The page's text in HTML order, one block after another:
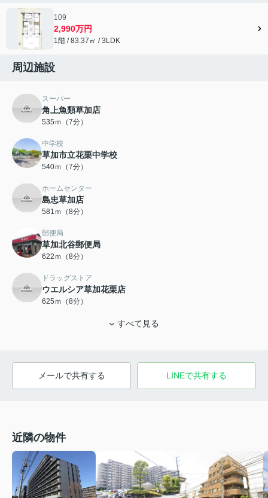
109
2,990万円
1階 / 83.37㎡ / 3LDK
周辺施設
スーパー
角上魚類草加店
535ｍ（7分）
中学校
草加市立花栗中学校
540ｍ（7分）
ホームセンター
島忠草加店
581ｍ（8分）
郵便局
草加北谷郵便局
622ｍ（8分）
ドラッグストア
ウエルシア草加花栗店
625ｍ（8分）
すべて見る
メールで共有する LINEで共有する
近隣の物件